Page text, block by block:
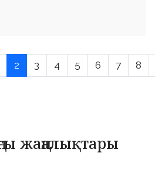
2 3 4 5 6 7 8
жаңалықтары